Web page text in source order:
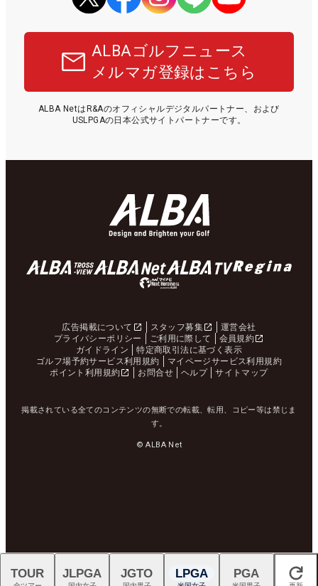
ALBAゴルフニュース
メルマガ登録はこちら
ALBA NetはR&Aのオフィシャルデジタルパートナー、および
USLPGAの日本公式サイトパートナーです。
広告掲載について スタッフ募集
運営会社
プライバシーポリシー
ご利用に際して
会員規約
ガイドライン
特定商取引法に基づく表示
ゴルフ場予約サービス利用規約
マイページサービス利用規約
ポイント利用規約
お問合せ ヘルプ サイトマップ
掲載されている全てのコンテンツの無断での転載、転用、コピー等は禁じま
す。
© ALBA Net
閉じる
TOUR JLPGA JGTO LPGA PGA